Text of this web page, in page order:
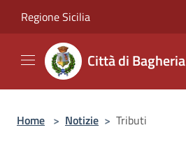
Regione Sicilia
Città di Bagheria
Home > Notizie > Tributi